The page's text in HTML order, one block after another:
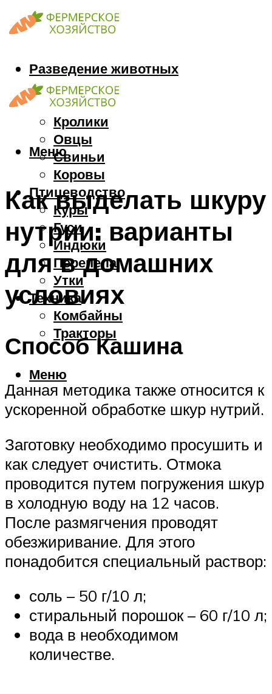
Разведение животных
Козы
Кони
Кролики
Овцы
Свиньи
Коровы
Птицеводство
Куры
Гуси
Индюки
Перепела
Утки
Техника
Комбайны
Тракторы
Меню
Меню
Как выделать шкуру
нутрии: варианты
для в домашних
условиях
Способ Кашина
Данная методика также относится к
ускоренной обработке шкур нутрий.
Заготовку необходимо просушить и
как следует очистить. Отмока
проводится путем погружения шкур
в холодную воду на 12 часов.
После размягчения проводят
обезжиривание. Для этого
понадобится специальный раствор:
соль – 50 г/10 л;
стиральный порошок – 60 г/10 л;
вода в необходимом
количестве.